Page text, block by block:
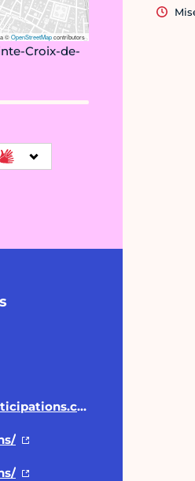
©OpenStreetMapcontributors
Croix-de-
contact@lafayetteanticipations.com